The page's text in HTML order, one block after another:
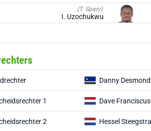
(T. Sparv)
I. Uzochukwu
Danny
1 Dave
2 Hessel Steegstra